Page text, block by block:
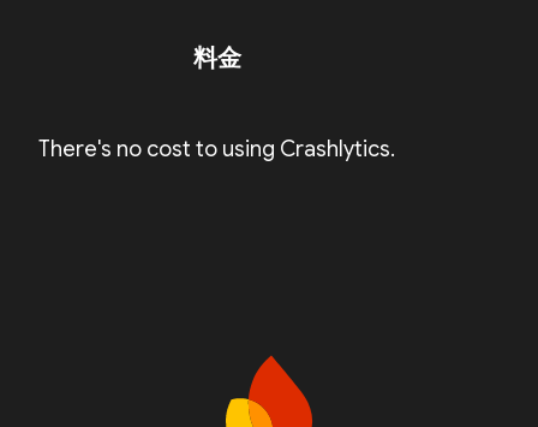
料金
There's no cost to using Crashlytics.